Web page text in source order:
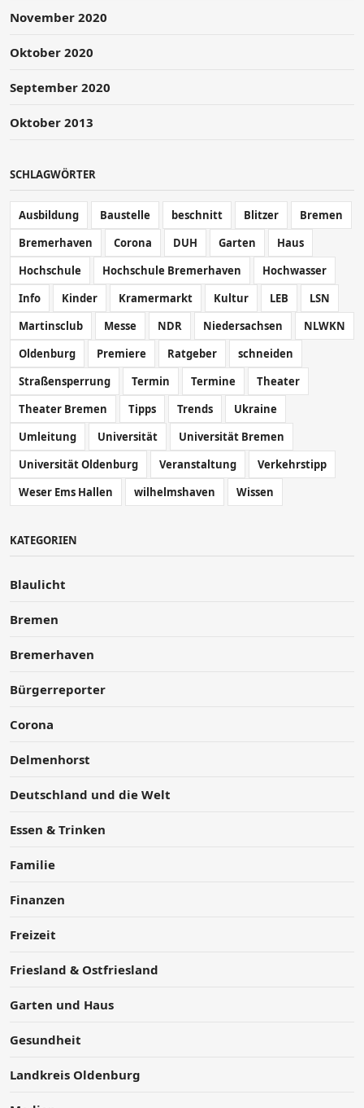
November 2020
Oktober 2020
September 2020
Oktober 2013
SCHLAGWÖRTER
Ausbildung Baustelle beschnitt Blitzer
Bremen
Bremerhaven
Corona DUH Garten
Haus
Hochschule
Hochschule Bremerhaven
Hochwasser
Info
Kinder Kramermarkt Kultur LEB
LSN
Martinsclub
Messe NDR Niedersachsen
NLWKN
Oldenburg
Premiere Ratgeber
schneiden
Straßensperrung
Termin Termine
Theater
Theater Bremen
Tipps Trends
Ukraine
Umleitung
Universität
Universität Bremen
Universität Oldenburg
Veranstaltung
Verkehrstipp
Weser Ems Hallen
wilhelmshaven Wissen
KATEGORIEN
Blaulicht
Bremen
Bremerhaven
Bürgerreporter
Corona
Delmenhorst
Deutschland und die Welt
Essen & Trinken
Familie
Finanzen
Freizeit
Friesland & Ostfriesland
Garten und Haus
Gesundheit
Landkreis Oldenburg